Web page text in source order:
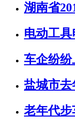
湖南省
电动工
车企纷
盐城市去
老年代步